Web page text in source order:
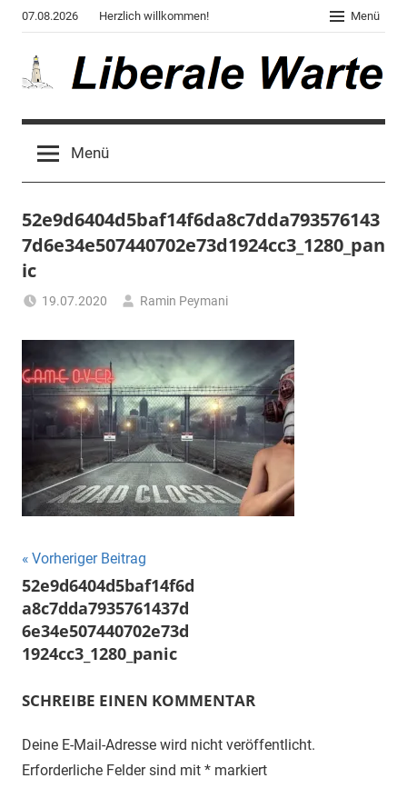
Zum
Inhalt
springen
07.08.2026 Herzlich willkommen! Menü
Liberale
Warte
des
"Corona,
Klima,
Gendergaga",
"Weltchaos",
Untergangs",
"Hexenjagd",
"Das
Grauen"
"Spukschloss
Deutschland"
Menü
52e9d6404d5baf14f6da8c7dda793576143
7d6e34e507440702e73d1924cc3_1280_pan
ic
19.07.2020 Ramin Peymani
Beitragsnavigation
Vorheriger Beitrag
52e9d6404d5baf14f6d
a8c7dda7935761437d
6e34e507440702e73d
1924cc3_1280_panic
SCHREIBE EINEN KOMMENTAR
Deine E-Mail-Adresse wird nicht veröffentlicht.
Erforderliche Felder sind mit * markiert